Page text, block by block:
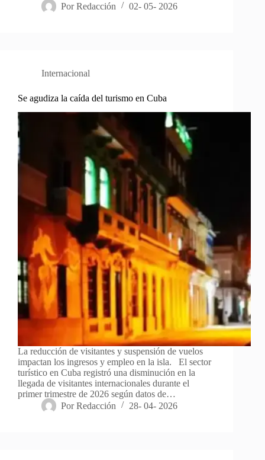
Por Redacción 02- 05- 2026
Internacional
Se agudiza la caída del turismo en Cuba
La reducción de visitantes y suspensión de vuelos
impactan los ingresos y empleo en la isla. El sector
turístico en Cuba registró una disminución en la
llegada de visitantes internacionales durante el
primer trimestre de 2026 según datos de…
Por Redacción 28- 04- 2026